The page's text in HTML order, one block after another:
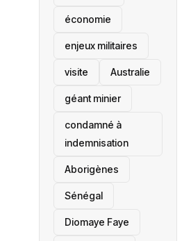
économie
enjeux militaires
visite ‎Australie
géant minier
condamné à
indemnisation
Aborigènes
Sénégal
Diomaye Faye